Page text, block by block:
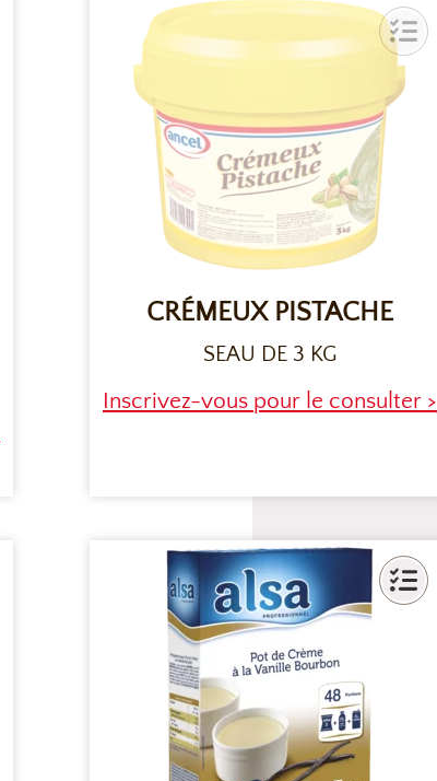
CRÉMEUX PISTACHE
SEAU DE 3 KG
Inscrivez-vous pour le consulter >